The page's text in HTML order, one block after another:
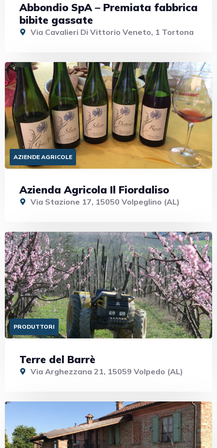
Abbondio SpA – Premiata fabbrica
bibite gassate
Via Cavalieri Di Vittorio Veneto, 1 Tortona
AZIENDE AGRICOLE
Azienda Agricola Il Fiordaliso
Via Stazione 17, 15050 Volpeglino (AL)
PRODUTTORI
Terre del Barrè
Via Arghezzana 21, 15059 Volpedo (AL)